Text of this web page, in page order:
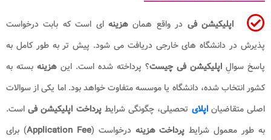
اپلیکیشن فی در واقع همان هزینه ای است که بابت درخواست
پذیرش در دانشگاه های خارجی دریافت می شود. پیش تر به طور کامل به
پاسخ سوالِ اپلیکیشن فی چیست؟ پرداخته شده است. این هزینه بسته به
کشور انتخاب شده، دانشگاه یا موسسه متفاوت خواهد بود. اما یکی از سوالات
اصلی متقاضیاناپلای تحصیلی، چگونگی شرایطپرداخت اپلیکیشن فیاست.
به طور معمول شرایط پرداخت هزینه درخواست (Application Fee) برای